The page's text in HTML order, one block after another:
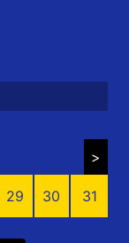
>
29 30 31